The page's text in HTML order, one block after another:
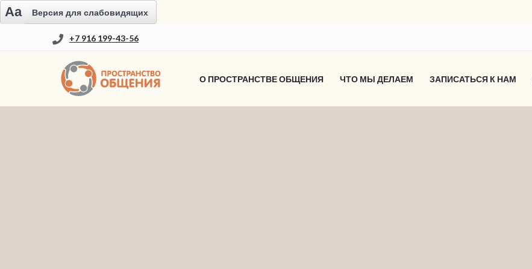
Aa Версия для слабовидящих
+7 916 199-43-56
О ПРОСТРАНСТВЕ ОБЩЕНИЯ ЧТО МЫ ДЕЛАЕМ ЗАПИСАТЬСЯ К НАМ